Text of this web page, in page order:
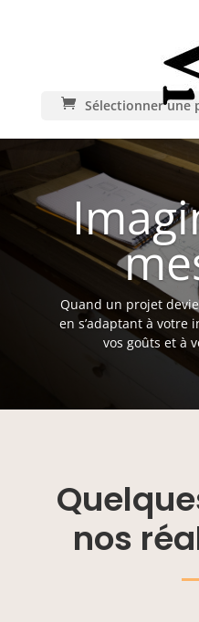
Sélectionner une
Quand un projet
en s’adaptant à votre
vos goûts et à
nos